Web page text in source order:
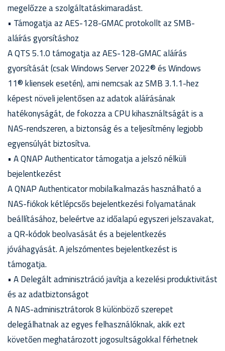
megelőzze a szolgáltatáskimaradást.
• Támogatja az AES-128-GMAC protokollt az SMB-
aláírás gyorsításhoz
A QTS 5.1.0 támogatja az AES-128-GMAC aláírás
gyorsítását (csak Windows Server 2022® és Windows
11® kliensek esetén), ami nemcsak az SMB 3.1.1-hez
képest növeli jelentősen az adatok aláírásának
hatékonyságát, de fokozza a CPU kihasználtságát is a
NAS-rendszeren, a biztonság és a teljesítmény legjobb
egyensúlyát biztosítva.
• A QNAP Authenticator támogatja a jelszó nélküli
bejelentkezést
A QNAP Authenticator mobilalkalmazás használható a
NAS-fiókok kétlépcsős bejelentkezési folyamatának
beállításához, beleértve az időalapú egyszeri jelszavakat,
a QR-kódok beolvasását és a bejelentkezés
jóváhagyását. A jelszómentes bejelentkezést is
támogatja.
• A Delegált adminisztráció javítja a kezelési produktivitást
és az adatbiztonságot
A NAS-adminisztrátorok 8 különböző szerepet
delegálhatnak az egyes felhasználóknak, akik ezt
követően meghatározott jogosultságokkal férhetnek